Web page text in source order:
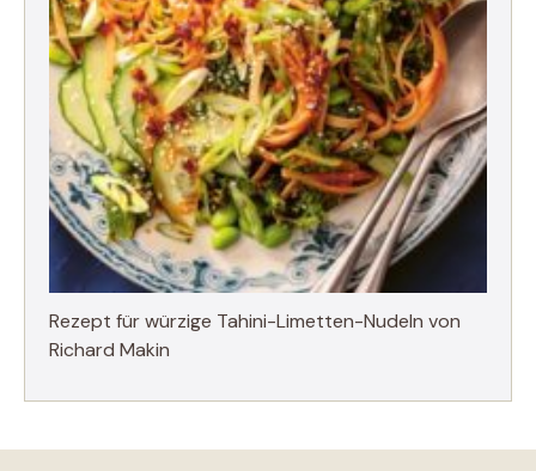
Rezept für würzige Tahini-Limetten-Nudeln von
Richard Makin